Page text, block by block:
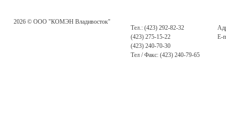
2026 © ООО "КОМЭН Владивосток"
Тел.: (423) 292-82-32
(423) 275-15-22
(423) 240-70-30
Тел / Факс: (423) 240-79-65
E-